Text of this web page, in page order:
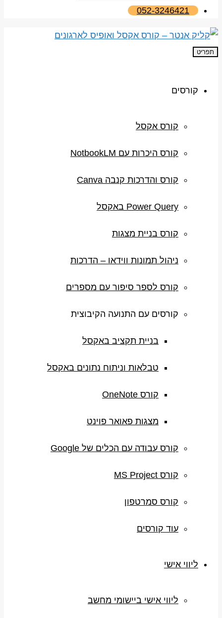
052-3246421
תפריט
קורסים
קורס אקסל
קורס היכרות עם NotbookLM
קורס והדרכות קנבה Canva
Power Query באקסל
קורס בניית מצגות
ניהול תמונות ווידאו – הדרכות
קורס לספר סיפור עם מספרים
קורסים עם התנועה הקיבוצית
בניית תקציב באקסל
טבלאות וניתוח נתונים באקסל
קורס OneNote
מצגות פאואר פוינט
קורס עבודה עם הכלים של Google
קורס MS Project
קורס סמרטפון
עוד קורסים
ליווי אישי
ליווי אישי ביישומי מחשב